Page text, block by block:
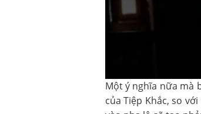
Một ý nghĩa nữa mà
của Tiệp Khắc, so